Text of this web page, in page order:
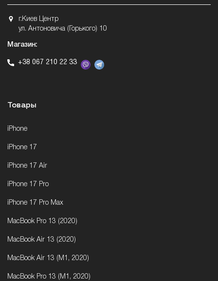
г.Киев Центр
ул. Антоновича (Горького) 10
Магазин:
+38 067 210 22 33
Товары
iPhone
iPhone 17
iPhone 17 Air
iPhone 17 Pro
iPhone 17 Pro Max
MacBook Pro 13 (2020)
MacBook Air 13 (2020)
MacBook Air 13 (M1, 2020)
MacBook Pro 13 (M1, 2020)